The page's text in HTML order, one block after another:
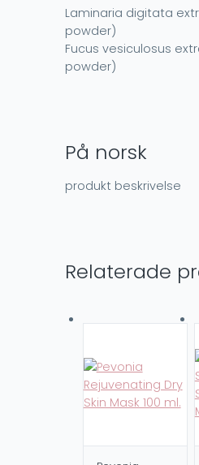
Laminaria digitata
powder)
Fucus vesiculosus
powder)
På norsk
produkt beskrivelse
Relaterade